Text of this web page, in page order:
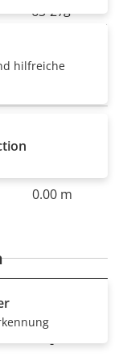
zu bedienen, und
63-27 °
0.00 m
-
hilfreiche